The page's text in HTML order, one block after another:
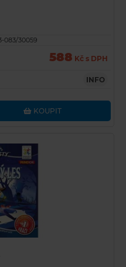
083/30059
588 Kč s DPH
INFO
KOUPIT